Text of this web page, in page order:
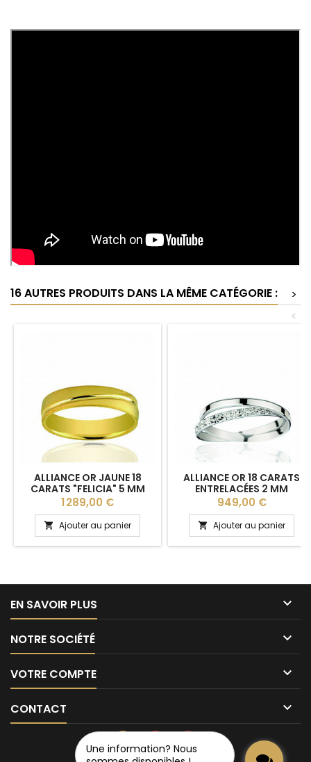
Une information? Nous
16 AUTRES PRODUITS DANS LA MÊME CATÉGORIE :
>
<
ALLIANCE OR JAUNE 18
CARATS "FELICIA" 5 MM
Prix
1 289,00 €
 Ajouter au panier
ALLIANCE OR 18 CARATS
ENTRELACÉES 2 MM
"STEFFY"
Prix
949,00 €
 Ajouter au panier
EN SAVOIR PLUS 
NOTRE SOCIÉTÉ 
VOTRE COMPTE 
CONTACT 